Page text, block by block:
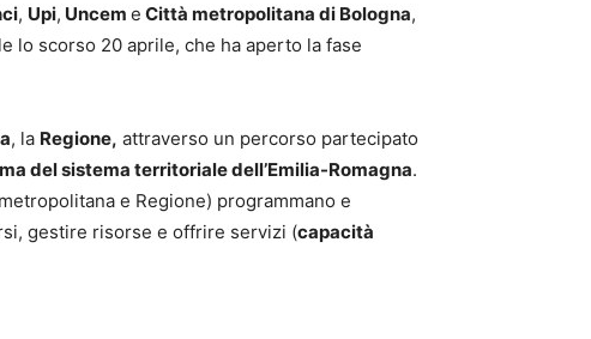
, Upi, Uncem e Città metropolitana di Bologna,
lo scorso 20 aprile, che ha aperto la fase
, la Regione, attraverso un percorso partecipato
del sistema territoriale dell’Emilia-Romagna.
e Regione) programmano e
gestire risorse e offrire servizi (capacità